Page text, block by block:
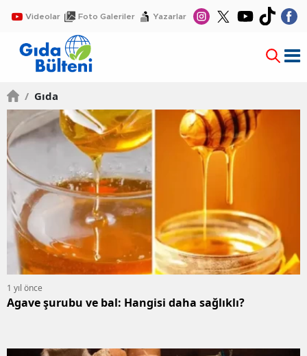
Videolar Foto Galeriler Yazarlar
/ Gıda
1 yıl önce
Agave şurubu ve bal: Hangisi daha sağlıklı?